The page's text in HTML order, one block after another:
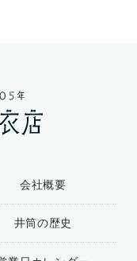
会社概要
井筒の歴史